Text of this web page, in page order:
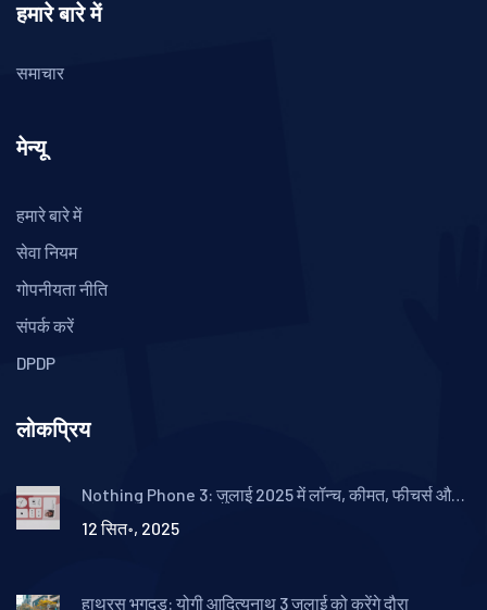
हमारे बारे में
समाचार
मेन्यू
हमारे बारे में
सेवा नियम
गोपनीयता नीति
संपर्क करें
DPDP
लोकप्रिय
Nothing Phone 3: जुलाई 2025 में लॉन्च, कीमत, फीचर्स और
12 सित॰, 2025
हाथरस भगदड़: योगी आदित्यनाथ 3 जुलाई को करेंगे दौरा